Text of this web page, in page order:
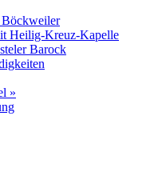
Böckweiler
Heilig-Kreuz-Kapelle
Barock
»